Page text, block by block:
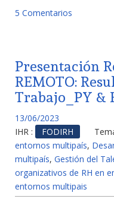
5 Comentarios
Presentación
REMOTO:
Trabajo_PY &
13/06/2023
IHR :
FODIRH
entornos multipaís,
multipaís, Gestión del
organizativos de RH en
entornos multipais